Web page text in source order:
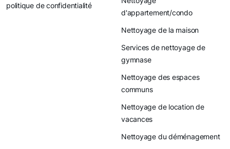
politique de confidentialité
d'appartement/condo
Nettoyage de la maison
Services de nettoyage de
gymnase
Nettoyage des espaces
communs
Nettoyage de location de
vacances
Nettoyage du déménagement